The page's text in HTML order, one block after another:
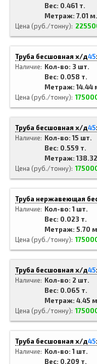
Вес: 0.461 т.
Метраж: 7.01 м.
Цена (руб./тонну)
Труба бесшовная х/д45
Наличие
Кол-во: 3 шт.
Вес: 0.058 т.
Метраж: 14.44
Цена (руб./тонну)
Труба бесшовная х/д45
Наличие
Кол-во: 15 шт.
Вес: 0.559 т.
Метраж:
Цена (руб./тонну)
Труба нержавеющая
Наличие
Кол-во: 1 шт.
Вес: 0.023 т.
Метраж: 5.70
Цена (руб./тонну)
Труба бесшовная х/д45
Наличие
Кол-во: 2 шт.
Вес: 0.065 т.
Метраж: 4.45
Цена (руб./тонну)
Труба бесшовная х/д45
Наличие
Кол-во: 1 шт.
Вес: 0.209 т.